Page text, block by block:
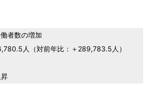
者数の増加
人（対前年比：＋289,783.5人）